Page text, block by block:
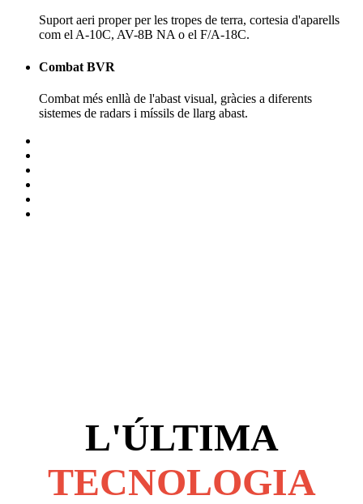
Suport aeri proper per les tropes de terra, cortesia d'aparells
com el A-10C, AV-8B NA o el F/A-18C.
Combat BVR
Combat més enllà de l'abast visual, gràcies a diferents
sistemes de radars i míssils de llarg abast.
L'ÚLTIMA
TECNOLOGIA